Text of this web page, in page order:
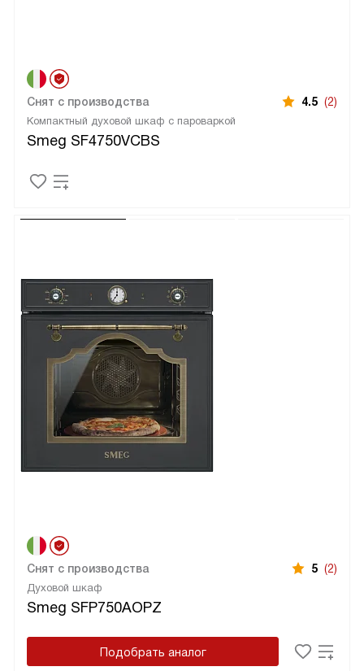
Компактный духовой шкаф с пароваркой
Smeg SF4750VCBS
Снят с производства 4.5 (2)
Духовой шкаф
Smeg SFP750AOPZ
Снят с производства 5 (2)
Подобрать аналог